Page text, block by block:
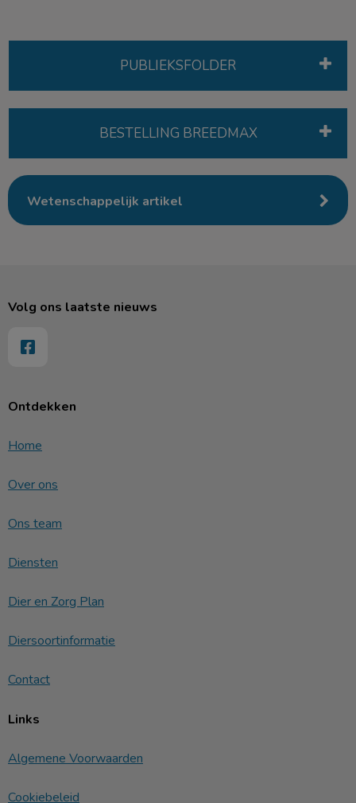
PUBLIEKSFOLDER
BESTELLING BREEDMAX
Wetenschappelijk artikel
Ontdekken
Home
Over ons
Ons team
Diensten
Dier en Zorg Plan
Diersoortinformatie
Contact
Links
Algemene Voorwaarden
Cookiebeleid
Volg ons laatste nieuws